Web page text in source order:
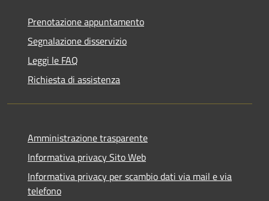
Prenotazione appuntamento
Segnalazione disservizio
Leggi le FAQ
Richiesta di assistenza
Amministrazione trasparente
Informativa privacy Sito Web
Informativa privacy per scambio dati via mail e via
telefono